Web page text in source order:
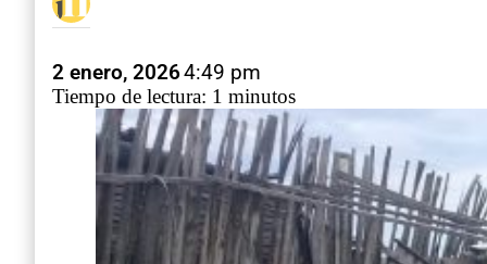
2 enero, 20264:49 pm
Tiempo de lectura: 1 minutos